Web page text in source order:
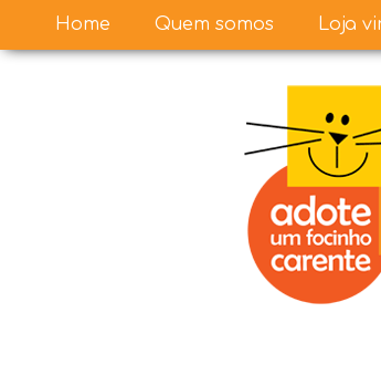
Home Quem somos Loja